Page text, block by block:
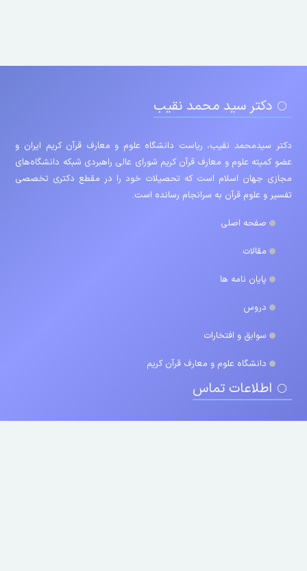
دکتر سید محمد نقیب
دکتر سیدمحمد نقیب، ریاست دانشگاه علوم و معارف قرآن کریم ایران و
عضو کمیته علوم و معارف قرآن کریم شورای عالی راهبردی شبکه دانشگاه‌های
مجازی جهان اسلام است که تحصیلات خود را در مقطع دکتری تخصصی
تفسیر و علوم قرآن به سرانجام رسانده است.
صفحه اصلی
مقالات
پایان نامه ها
دروس
سوابق و افتخارات
دانشگاه علوم و معارف قرآن کریم
اطلاعات تماس